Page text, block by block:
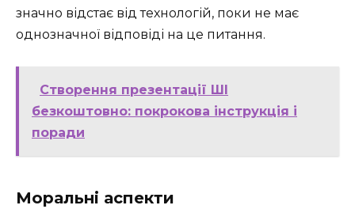
значно відстає від технологій, поки не має
однозначної відповіді на це питання.
Створення презентації ШІ
безкоштовно: покрокова інструкція і
поради
Моральні аспекти